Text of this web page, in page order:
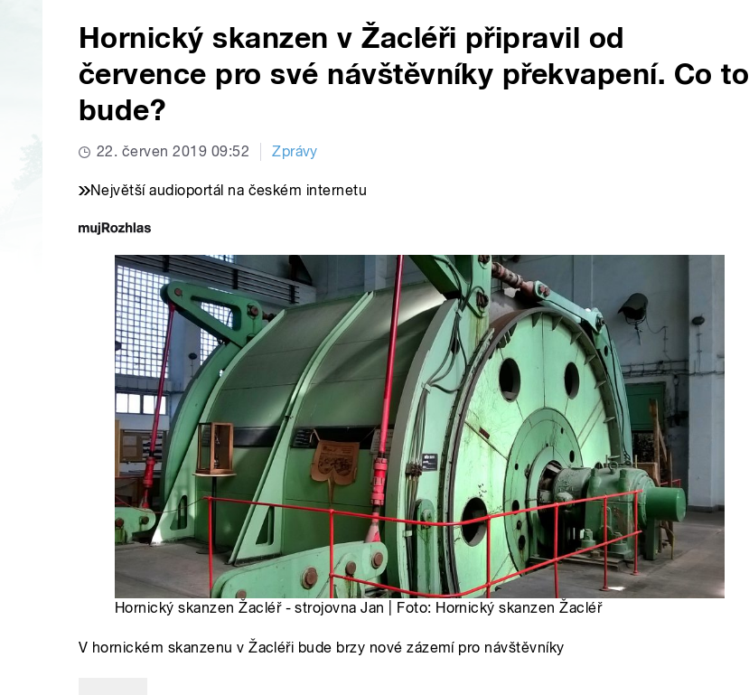
Hornický skanzen v Žacléři připravil od
července pro své návštěvníky překvapení. Co to
bude?
22. červen 2019 09:52 Zprávy
Největší audioportál na českém internetu
Hornický skanzen Žacléř - strojovna Jan | Foto: Hornický skanzen Žacléř
V hornickém skanzenu v Žacléři bude brzy nové zázemí pro návštěvníky